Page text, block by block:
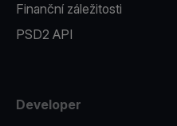
Finanční záležitosti
PSD2 API
Developer